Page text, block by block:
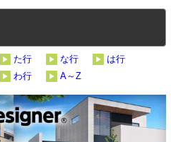
た行 な行
は行
わ行 A～Z